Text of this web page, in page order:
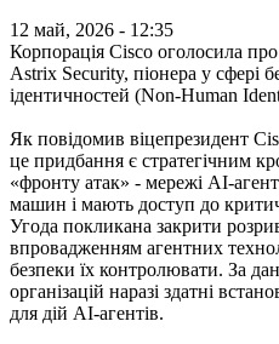
12 май, 2026 - 12:35
Корпорація Cisco оголосила
Astrix Security, піонера у сфері
ідентичностей (Non-Human
Як повідомив віцепрезидент
це придбання є стратегічним
«фронту атак» - мережі АІ-
машин і мають доступ до
Угода покликана закрити
впровадженням агентних
безпеки їх контролювати. За
організацій наразі здатні
для дій АІ-агентів.